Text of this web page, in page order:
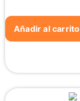
Añadir al carrito